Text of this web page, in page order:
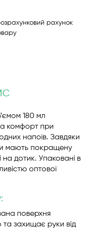
рахунок
180 мл
комфорт при
напоїв. Завдяки
мають покращену
на дотик. Упаковані в
оптової
поверхня
захищає руки від